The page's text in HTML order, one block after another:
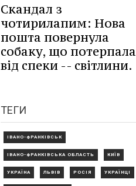
Скандал з
чотирилапим: Нова
пошта повернула
собаку, що потерпала
від спеки -- світлини.
ТЕГИ
ІВАНО-ФРАНКІВСЬК
ІВАНО-ФРАНКІВСЬКА ОБЛАСТЬ КИЇВ
УКРАЇНА ЛЬВІВ РОСІЯ УКРАЇНЦІ